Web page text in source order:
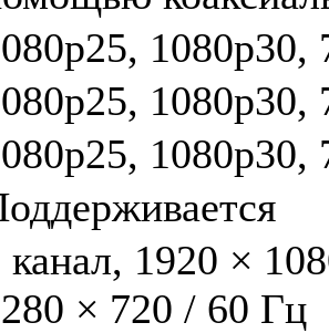
1080p30,
1080p30,
1080p30,
канал, 1920 ×
× 720 / 60 Гц